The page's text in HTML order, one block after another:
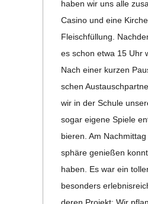
S
C
H
U
haben wir uns alle
Casino und eine
Fleisch­fül­lung.
es schon etwa 15 Uhr
Nach einer kur­zen
schen
wir in der Schule
sogar eigene Spiele
bie­ren. Am
sphäre genie­ßen
haben. Es war ein
beson­ders
de­ren Pro­jekt: Wir